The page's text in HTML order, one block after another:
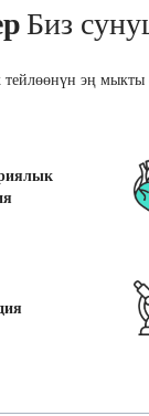
Биз
эң мыкты